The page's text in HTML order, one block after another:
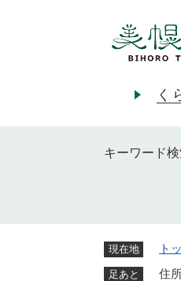
く
キーワード
現在地 ト
足あと 住